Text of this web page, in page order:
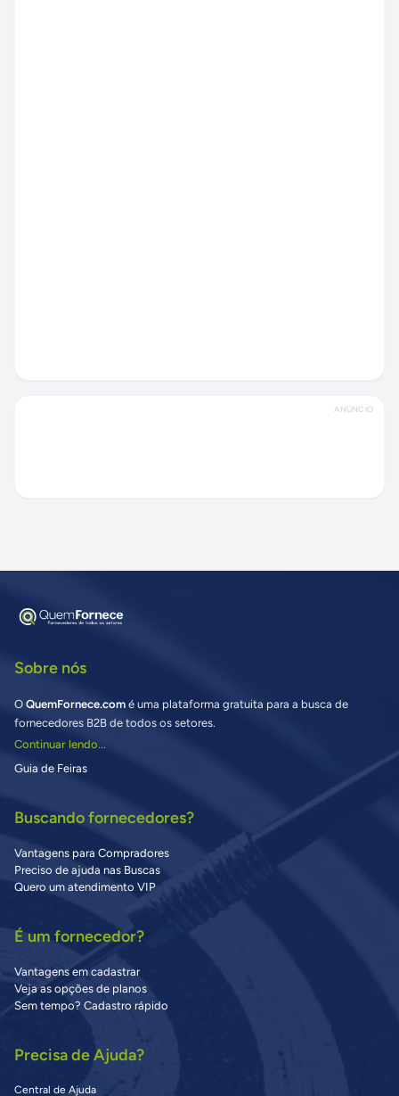
ANÚNCIO
Sobre nós
O QuemFornece.com é uma plataforma gratuita para a busca de
fornecedores B2B de todos os setores.
Continuar lendo...
Guia de Feiras
Buscando fornecedores?
Vantagens para Compradores
Preciso de ajuda nas Buscas
Quero um atendimento VIP
É um fornecedor?
Vantagens em cadastrar
Veja as opções de planos
Sem tempo? Cadastro rápido
Precisa de Ajuda?
Central de Ajuda